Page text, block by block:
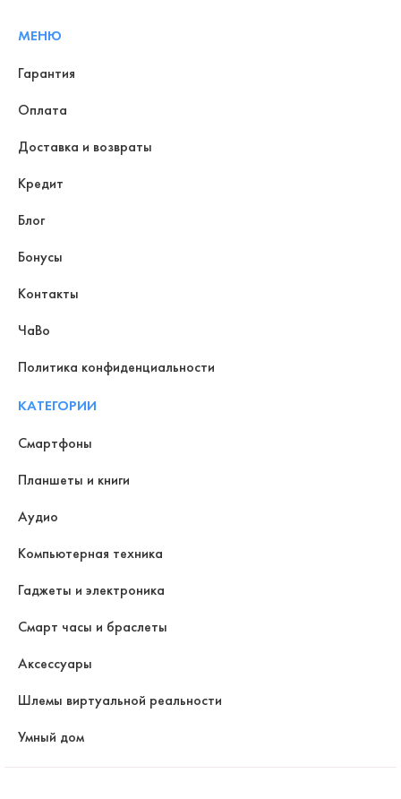
МЕНЮ
Гарантия
Оплата
Доставка и возвраты
Кредит
Блог
Бонусы
Контакты
ЧаВо
Политика конфиденциальности
КАТЕГОРИИ
Смартфоны
Планшеты и книги
Аудио
Компьютерная техника
Гаджеты и электроника
Смарт часы и браслеты
Аксессуары
Шлемы виртуальной реальности
Умный дом